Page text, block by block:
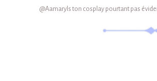
@Aamaryls ton cosplay pourtant pas